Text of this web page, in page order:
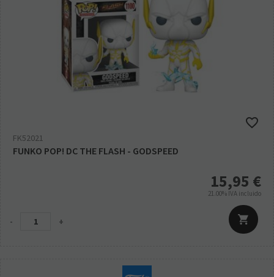
FK52021
FUNKO POP! DC THE FLASH - GODSPEED
15,95 €
21.00% IVA incluido
- +